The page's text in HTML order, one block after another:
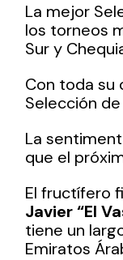
La mejor
los torneos
Sur y
Con toda su
Selección
La
que el
El fructífero
Javier “El
tiene un
Emiratos